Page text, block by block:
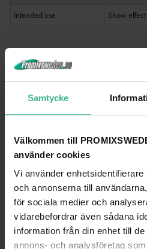
Samtycke
Välkommen till
använder cookies
Vi använder
och annonserna till
för sociala medier och
vidarebefordrar även sådana
information från din enhet till
annons- och analysföretag
Intended use:
Show
ANDRA